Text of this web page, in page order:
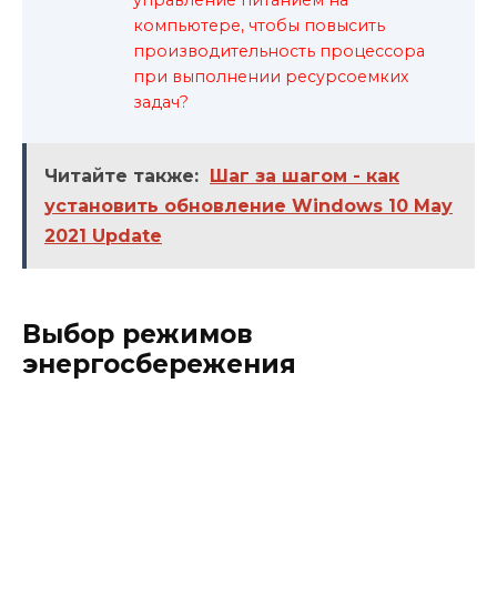
компьютере, чтобы повысить
производительность процессора
при выполнении ресурсоемких
задач?
Читайте также: Шаг за шагом - как
установить обновление Windows 10 May
2021 Update
Выбор режимов
энергосбережения